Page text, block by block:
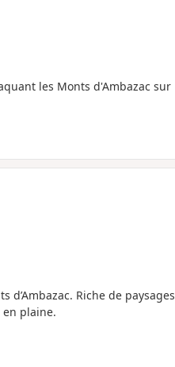
les Monts d'Ambazac sur
Riche de paysages
plaine.